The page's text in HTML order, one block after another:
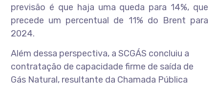
previsão é que haja uma queda para 14%, que
precede um percentual de 11% do Brent para
2024.
Além dessa perspectiva, a SCGÁS concluiu a
contratação de capacidade firme de saída de
Gás Natural, resultante da Chamada Pública